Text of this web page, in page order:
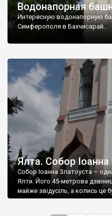
Водонапорная
Интересную водонапорную
Симферополя в Бахчисарай.
Ялта. Собор
Собор Іоанна Златоуста –
Ялти. Його 45-метрова
майже звідусіль, а колись це